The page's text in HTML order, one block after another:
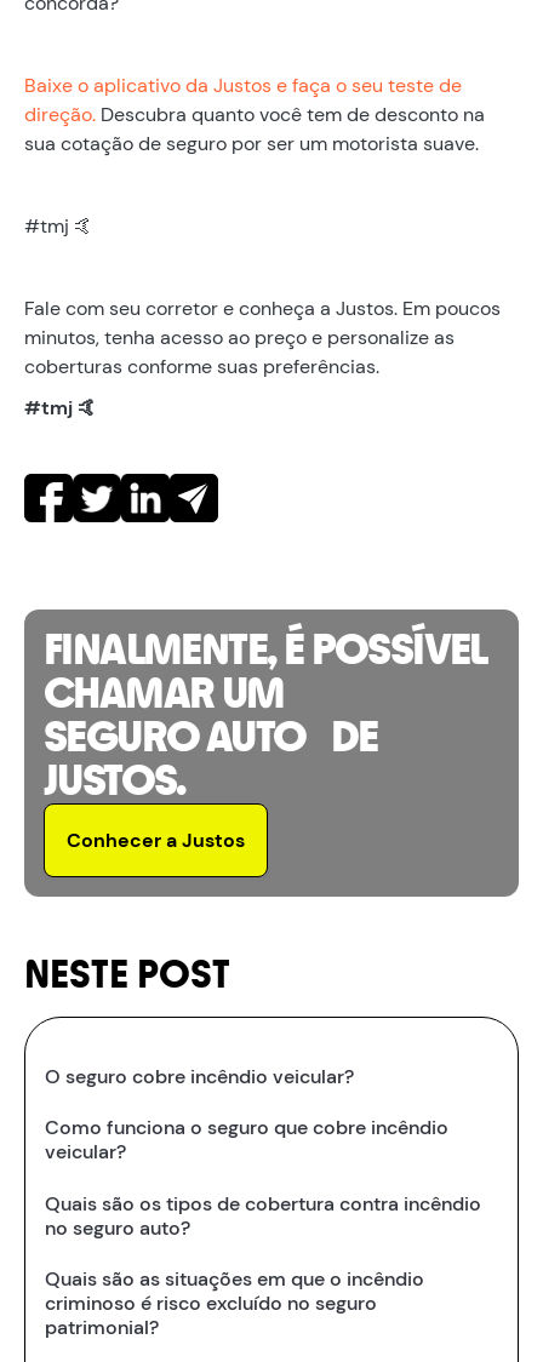
Baixe o aplicativo da Justos e faça o seu teste de
direção. Descubra quanto você tem de desconto na
sua cotação de seguro por ser um motorista suave.
#tmj 🤙
Fale com seu corretor e conheça a Justos. Em poucos
minutos, tenha acesso ao preço e personalize as
coberturas conforme suas preferências.
#tmj 🤙
FINALMENTE, É POSSÍVEL
CHAMAR UM
SEGURO AUTO DE
JUSTOS.
Conhecer a Justos
NESTE POST
O seguro cobre incêndio veicular?
Como funciona o seguro que cobre incêndio
veicular?
Quais são os tipos de cobertura contra incêndio
no seguro auto?
Quais são as situações em que o incêndio
criminoso é risco excluído no seguro
patrimonial?